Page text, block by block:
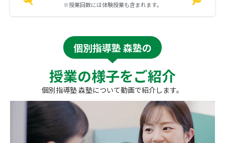
※授業回数には体験授業も含まれます。
個別指導塾 森塾の
授業の様子をご紹介
個別指導塾 森塾について動画で紹介します。